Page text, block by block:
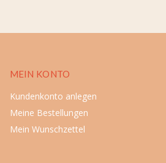
MEIN KONTO
Kundenkonto anlegen
Meine Bestellungen
Mein Wunschzettel